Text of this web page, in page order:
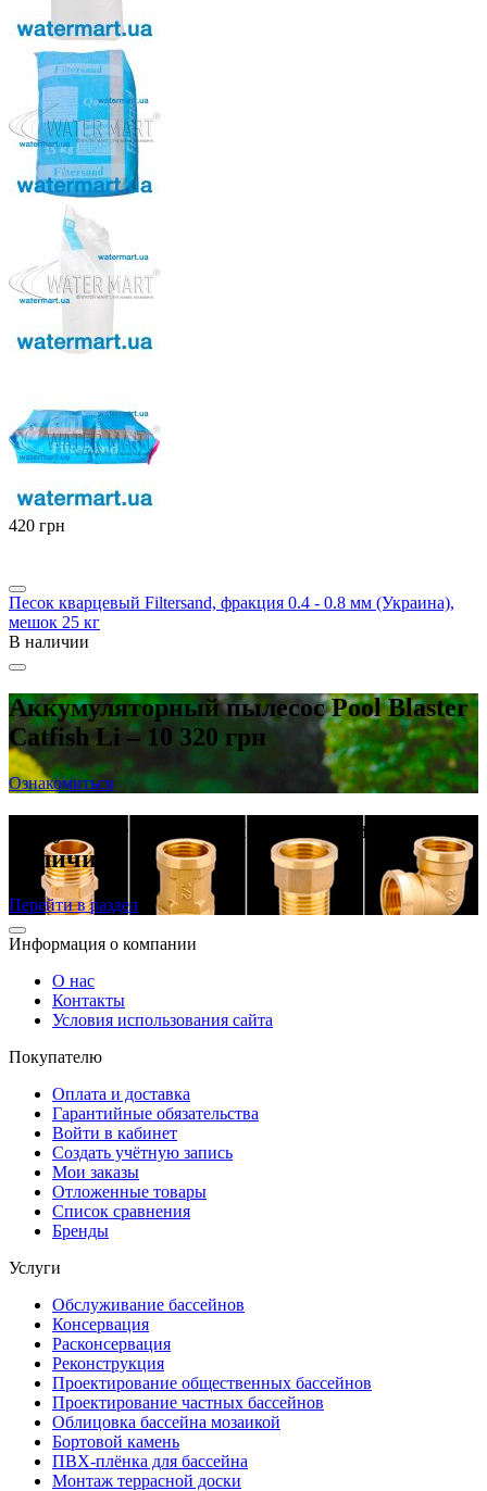
‍420‍ грн
Песок кварцевый Filtersand, фракция 0.4 - 0.8 мм (Украина),
мешок 25 кг
В наличии
Аккумуляторный пылесос Pool Blaster
Catfish Li – 10 320 грн
Ознакомиться
Латунные резьбовые фитинги в
наличии
Перейти в раздел
Информация о компании
О нас
Контакты
Условия использования сайта
Покупателю
Оплата и доставка
Гарантийные обязательства
Войти в кабинет
Создать учётную запись
Мои заказы
Отложенные товары
Список сравнения
Бренды
Услуги
Обслуживание бассейнов
Консервация
Расконсервация
Реконструкция
Проектирование общественных бассейнов
Проектирование частных бассейнов
Облицовка бассейна мозаикой
Бортовой камень
ПВХ-плёнка для бассейна
Монтаж террасной доски